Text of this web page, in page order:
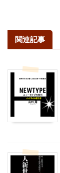
関連記事